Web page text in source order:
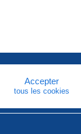
Accepter
tous les cookies